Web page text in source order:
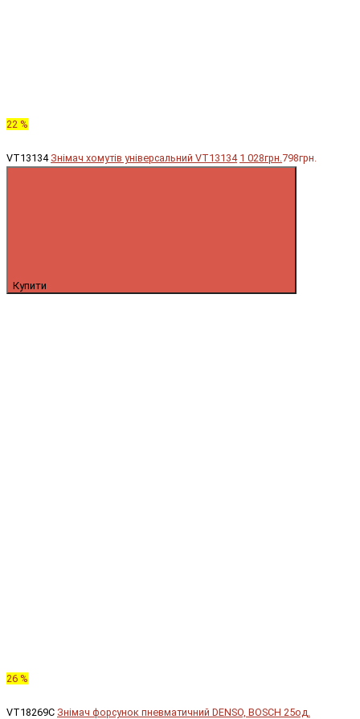
22 %
VT13134 Знімач хомутів універсальний VT13134 1 028грн.798грн.
Купити
26 %
VT18269C Знімач форсунок пневматичний DENSO, BOSCH 25од.